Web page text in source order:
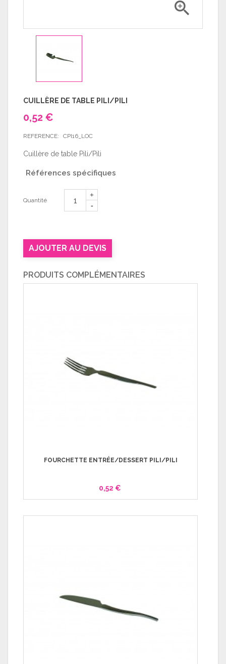

CUILLÈRE DE TABLE PILI/PILI
0,52 €
REFERENCE: CPI16_LOC
Cuillère de table Pili/Pili
Références spécifiques
Quantité
AJOUTER AU DEVIS
PRODUITS COMPLÉMENTAIRES
FOURCHETTE ENTRÉE/DESSERT PILI/PILI
0,52 €